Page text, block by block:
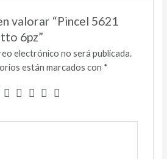
valorar “Pincel 5621
6pz”
electrónico no será publicada.
están marcados con *